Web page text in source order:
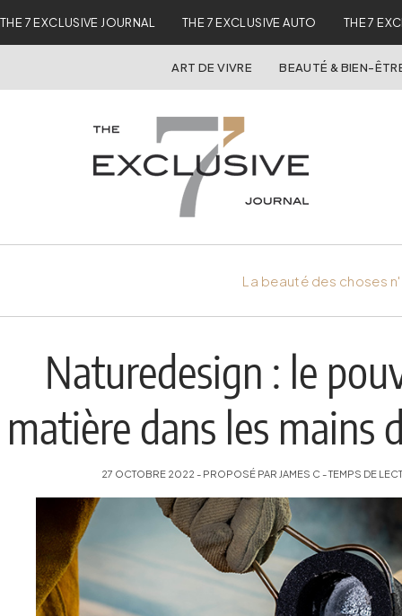
THE 7 EXCLUSIVE JOURNAL THE 7 EXCLUSIVE AUTO THE 7
ART DE VIVRE BEAUTÉ & BIEN-
La beauté des choses
Naturedesign : le
matière dans les mains
27 OCTOBRE 2022 - PROPOSÉ PAR JAMES C - TEMPS DE